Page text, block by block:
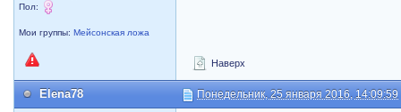
Пол:
Мои группы:Мейсонская ложа
Наверх
Elena78 Понедельник, 25 января 2016, 14:09:59